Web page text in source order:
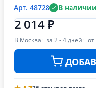
Арт. 48728 В наличии
2 014 ₽
В Москва за 2 - 4 дней от